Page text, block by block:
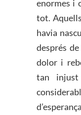
enormes i
tot.
havia
després
dolor i
tan injust